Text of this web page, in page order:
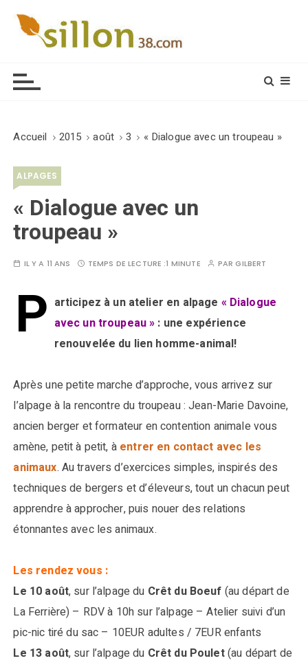
Accueil 2015 août 3 « Dialogue avec un troupeau »
ALPAGES
« Dialogue avec un
troupeau »
IL Y A 11 ANS TEMPS DE LECTURE :1 MINUTE PARGILBERT
P articipez à un atelier en alpage « Dialogue
avec un troupeau » : une expérience
renouvelée du lien homme-animal!
Après une petite marche d’approche, vous arrivez sur
l’alpage à la rencontre du troupeau : Jean-Marie Davoine,
ancien berger et formateur en contention animale vous
amène, petit à petit, à entrer en contact avec les
animaux. Au travers d’exercices simples, inspirés des
techniques de bergers et d’éleveurs, tout un chacun peut
apprendre à approcher, puis nouer des relations
étonnantes avec les animaux.
Les rendez vous :
Le 10 août, sur l’alpage du Crêt du Boeuf (au départ de
La Ferrière) – RDV à 10h sur l’alpage – Atelier suivi d’un
pic-nic tiré du sac – 10EUR adultes / 7EUR enfants
Le 13 août, sur l’alpage du Crêt du Poulet(au départ de